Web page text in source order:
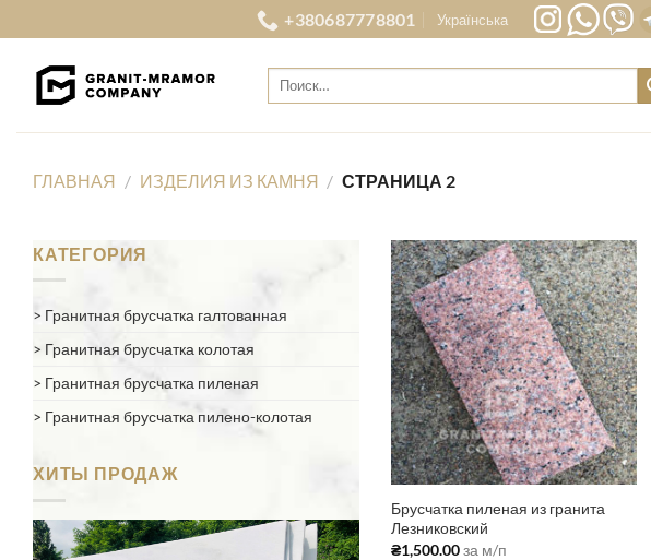
to
content
+380687778801 Українська
Искать:
ГЛАВНАЯ / ИЗДЕЛИЯ ИЗ КАМНЯ / СТРАНИЦА 2
КАТЕГОРИЯ
Гранитная брусчатка галтованная
Гранитная брусчатка колотая
Гранитная брусчатка пиленая
Гранитная брусчатка пилено-колотая
ХИТЫ ПРОДАЖ
Брусчатка пиленая из гранита
Лезниковский
₴1,500.00за м/п